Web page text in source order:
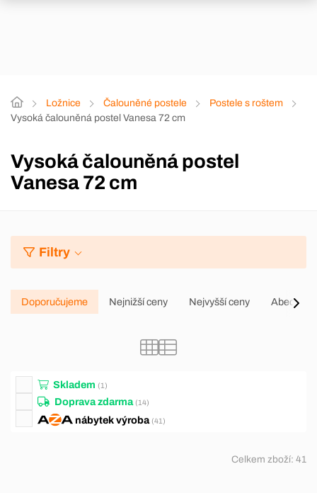
Ložnice Čalouněné postele
Postele s roštem
Vysoká čalouněná postel Vanesa 72 cm
Vysoká čalouněná postel
Vanesa 72 cm
Filtry
Doporučujeme Nejnižší ceny Nejvyšší ceny Abecedně
Skladem (1)
Doprava zdarma (14)
nábytekvýroba (41)
Celkem zboží: 41